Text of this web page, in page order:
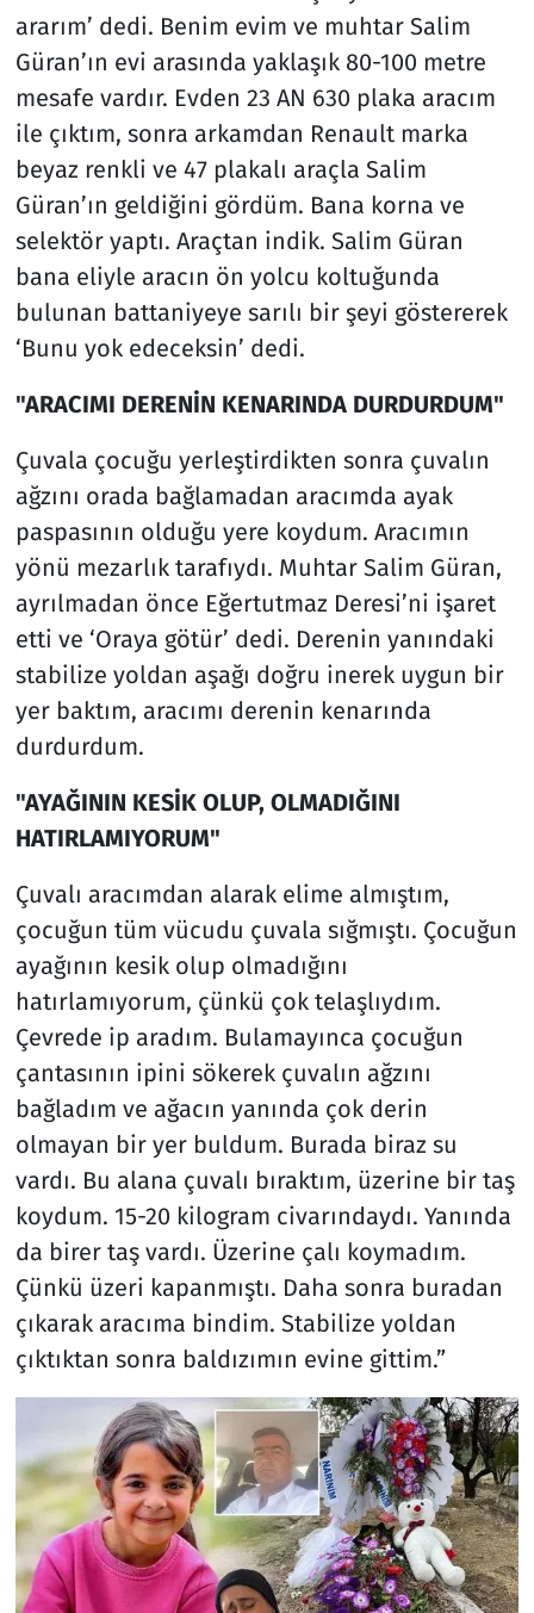
ararım’ dedi. Benim evim ve muhtar Salim
Güran’ın evi arasında yaklaşık 80-100 metre
mesafe vardır. Evden 23 AN 630 plaka aracım
ile çıktım, sonra arkamdan Renault marka
beyaz renkli ve 47 plakalı araçla Salim
Güran’ın geldiğini gördüm. Bana korna ve
selektör yaptı. Araçtan indik. Salim Güran
bana eliyle aracın ön yolcu koltuğunda
bulunan battaniyeye sarılı bir şeyi göstererek
‘Bunu yok edeceksin’ dedi.
"ARACIMI DERENİN KENARINDA DURDURDUM"
Çuvala çocuğu yerleştirdikten sonra çuvalın
ağzını orada bağlamadan aracımda ayak
paspasının olduğu yere koydum. Aracımın
yönü mezarlık tarafıydı. Muhtar Salim Güran,
ayrılmadan önce Eğertutmaz Deresi’ni işaret
etti ve ‘Oraya götür’ dedi. Derenin yanındaki
stabilize yoldan aşağı doğru inerek uygun bir
yer baktım, aracımı derenin kenarında
durdurdum.
"AYAĞININ KESİK OLUP, OLMADIĞINI
HATIRLAMIYORUM"
Çuvalı aracımdan alarak elime almıştım,
çocuğun tüm vücudu çuvala sığmıştı. Çocuğun
ayağının kesik olup olmadığını
hatırlamıyorum, çünkü çok telaşlıydım.
Çevrede ip aradım. Bulamayınca çocuğun
çantasının ipini sökerek çuvalın ağzını
bağladım ve ağacın yanında çok derin
olmayan bir yer buldum. Burada biraz su
vardı. Bu alana çuvalı bıraktım, üzerine bir taş
koydum. 15-20 kilogram civarındaydı. Yanında
da birer taş vardı. Üzerine çalı koymadım.
Çünkü üzeri kapanmıştı. Daha sonra buradan
çıkarak aracıma bindim. Stabilize yoldan
çıktıktan sonra baldızımın evine gittim.”